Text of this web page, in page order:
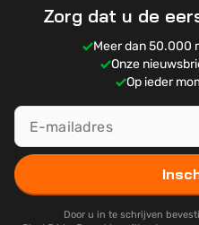
Zorg dat u de
Meer dan 50.000
Onze
Op ieder
Door u in te schrijven